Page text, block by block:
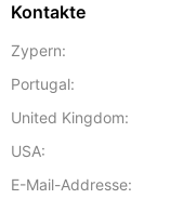
Kontakte
Zypern:
Portugal:
United Kingdom:
USA:
E-Mail-Addresse: